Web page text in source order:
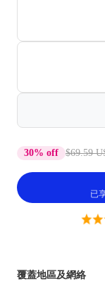
30% off $69.59
已
覆蓋地區及網絡